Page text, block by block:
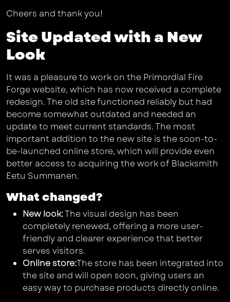
Cheers and thank you!
Site Updated with a New
Look
It was a pleasure to work on the Primordial Fire
Forge website, which has now received a complete
redesign. The old site functioned reliably but had
become somewhat outdated and needed an
update to meet current standards. The most
important addition to the new site is the soon-to-
be-launched online store, which will provide even
better access to acquiring the work of Blacksmith
Eetu Summanen.
What changed?
New look:The visual design has been
completely renewed, offering a more user-
friendly and clearer experience that better
serves visitors.
Online store:The store has been integrated into
the site and will open soon, giving users an
easy way to purchase products directly online.